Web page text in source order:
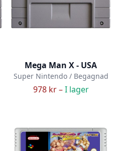
Mega Man X - USA
Super Nintendo / Begagnad
978 kr –I lager